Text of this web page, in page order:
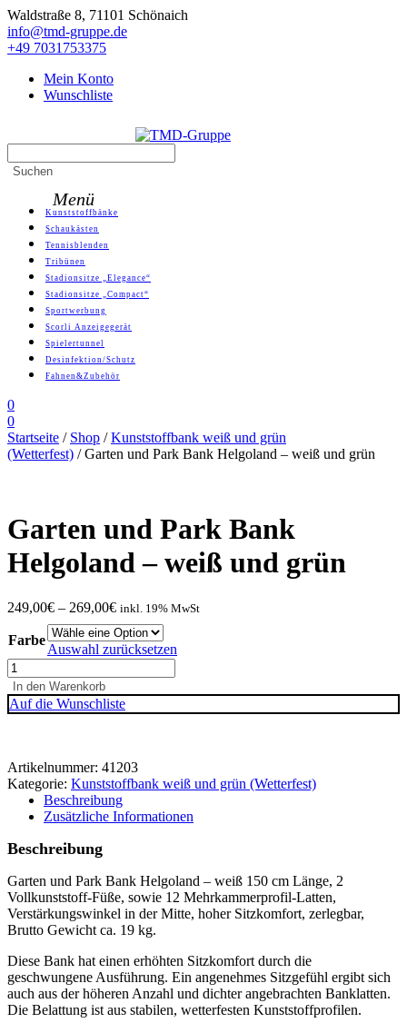
Skip
to
content
Waldstraße 8, 71101 Schönaich
info@tmd-gruppe.de
+49 7031753375
Mein Konto
Wunschliste
TMD-Gruppe
for:
Suchen
Primary
Menu
Menü
Kunststoffbänke
Schaukästen
Tennisblenden
Tribünen
Stadionsitze „Elegance“
Stadionsitze „Compact“
Sportwerbung
Scorli Anzeigegerät
Spielertunnel
Desinfektion/Schutz
Fahnen&Zubehör
0
0
Startseite / Shop /Kunststoffbank weiß und grün
(Wetterfest) / Garten und Park Bank Helgoland – weiß und grün
Garten und Park Bank
Helgoland – weiß und grün
249,00€ – 269,00€ inkl. 19% MwSt
Farbe
Auswahl zurücksetzen
Garten
und
Park
Bank
weiß
und
grün
Menge
In den Warenkorb
Auf die Wunschliste
Artikelnummer: 41203
Kategorie: Kunststoffbank weiß und grün (Wetterfest)
Beschreibung
Zusätzliche Informationen
Beschreibung
Garten und Park Bank Helgoland – weiß 150 cm Länge, 2
Vollkunststoff-Füße, sowie 12 Mehrkammerprofil-Latten,
Verstärkungswinkel in der Mitte, hoher Sitzkomfort, zerlegbar,
Brutto Gewicht ca. 19 kg.
Diese Bank hat einen erhöhten Sitzkomfort durch die
geschwungene Ausführung. Ein angenehmes Sitzgefühl ergibt sich
auch aus der höheren Anzahl und dichter angebrachten Banklatten.
Die Belattung ist aus stabilen, wetterfesten Kunststoffprofilen.